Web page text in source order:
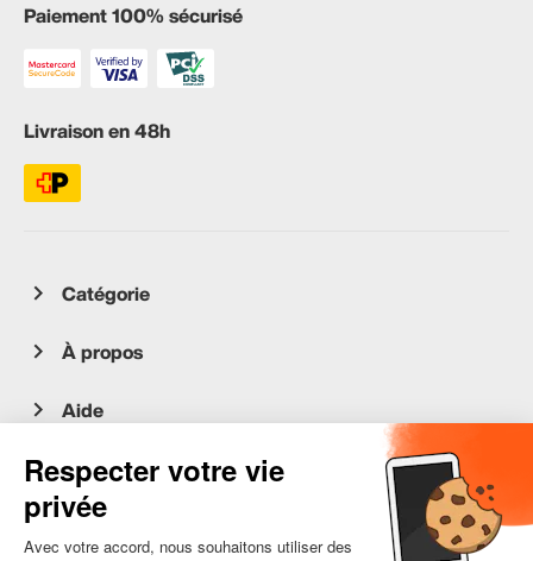
Paiement 100% sécurisé
Livraison en 48h
Catégorie
À propos
Aide
Service client
occasion.migros.mobile@recommerce.com